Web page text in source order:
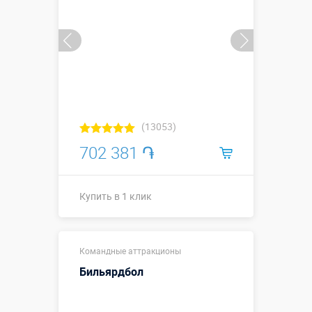
(13053)
702 381 ֏
Купить в 1 клик
Больше деталей →
Командные аттракционы
Бильярдбол